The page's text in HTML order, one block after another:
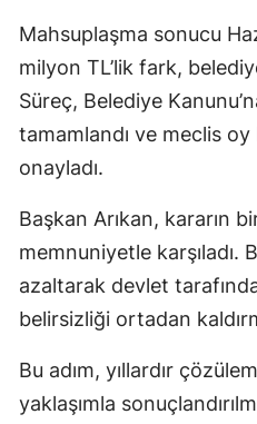
Mahsuplaşma sonucu
milyon TL’lik fark,
Süreç, Belediye
tamamlandı ve meclis oy
onayladı.
Başkan Arıkan, kararın
memnuniyetle karşıladı.
azaltarak devlet
belirsizliği ortadan
Bu adım, yıllardır
yaklaşımla